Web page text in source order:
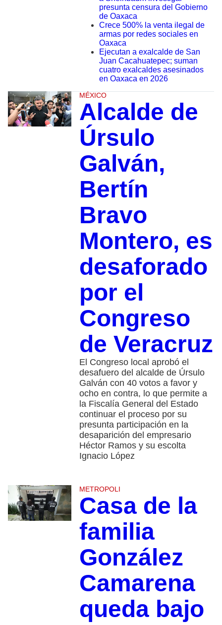
presunta censura del Gobierno
de Oaxaca
Crece 500% la venta ilegal de
armas por redes sociales en
Oaxaca
Ejecutan a exalcalde de San
Juan Cacahuatepec; suman
cuatro exalcaldes asesinados
en Oaxaca en 2026
MÉXICO
Alcalde de
Úrsulo
Galván,
Bertín
Bravo
Montero, es
desaforado
por el
Congreso
de Veracruz
El Congreso local aprobó el
desafuero del alcalde de Úrsulo
Galván con 40 votos a favor y
ocho en contra, lo que permite a
la Fiscalía General del Estado
continuar el proceso por su
presunta participación en la
desaparición del empresario
Héctor Ramos y su escolta
Ignacio López
METROPOLI
Casa de la
familia
González
Camarena
queda bajo